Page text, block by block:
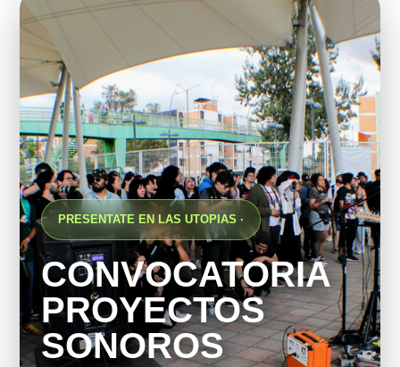
PRESENTATE EN LAS UTOPIAS ·
CONVOCATORIA
PROYECTOS
SONOROS